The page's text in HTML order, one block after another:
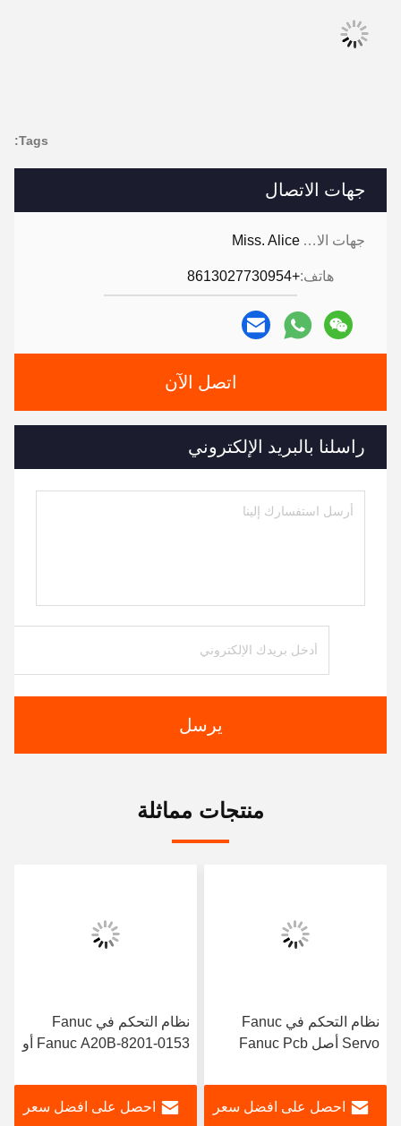
جهات الاتصال
جهات الاتصال: Miss. Alice
هاتف:+8613027730954
اتصل الآن
راسلنا بالبريد الإلكتروني
يرسل
Tags:
منتجات مماثلة
نظام التحكم في Fanuc
Servo أصل Fanuc Pcb
A20B-8101-0971 لآلات
CNC
احصل على افضل سعر
نظام التحكم في Fanuc
Fanuc A20B-8201-0153 أو
الجهد العالي (PCB)
احصل على افضل سعر